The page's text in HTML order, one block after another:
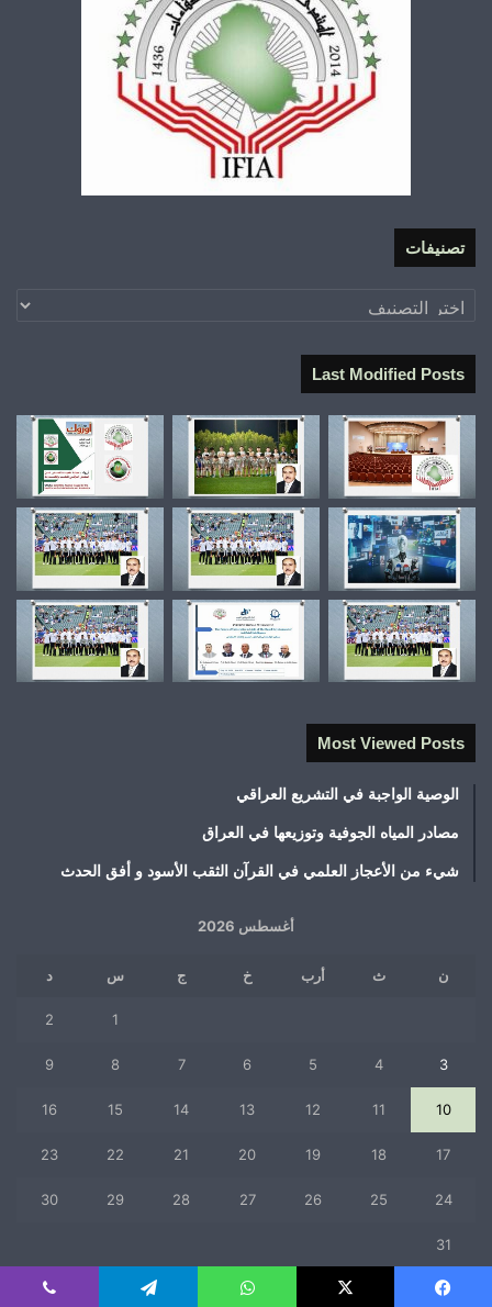
تصنيفات
تصنيفات
Last Modified Posts
Most Viewed Posts
الوصية الواجبة في التشريع العراقي
مصادر المياه الجوفية وتوزيعها في العراق
شيء من الأعجاز العلمي في القرآن الثقب الأسود و أفق الحدث
أغسطس 2026
ن ث أرب خ ج س د
1
2
3
4
5
6
7
8
9
10
11
12
13
14
15
16
17
18
19
20
21
22
23
24
25
26
27
28
29
30
31
« يوليو